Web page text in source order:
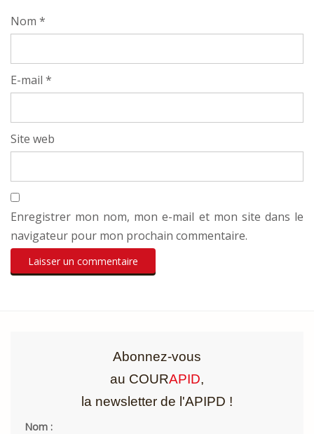
Nom *
E-mail *
Site web
Enregistrer mon nom, mon e-mail et mon site dans le
navigateur pour mon prochain commentaire.
Abonnez-vous
au COURAPID,
la newsletter de l'APIPD !
Nom :